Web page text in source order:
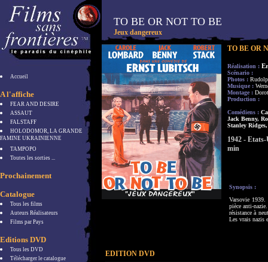
Accueil
A l'affiche
FEAR AND DESIRE
ASSAUT
FALSTAFF
HOLODOMOR, LA GRANDE
FAMINE UKRAINIENNE
TAMPOPO
Toutes les sorties ...
Prochainement
Catalogue
Tous les films
Auteurs Réalisateurs
Films par Pays
Editions DVD
Tous les DVD
Télécharger le catalogue
TO BE OR NOT TO BE
Jeux dangereux
TO BE OR
Réalisation :
Scénario :
Photos :
Musique :
Montage :
Production :
Comédiens :
Jack Benny,
Stanley
1942 -
min
Synopsis :
Varsovie 1939.
pièce anti-
résistance à
Les vrais nazis
EDITION DVD